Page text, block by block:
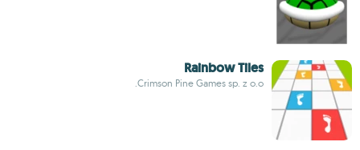
Rainbow Tiles
Crimson Pine Games sp. z o.o.